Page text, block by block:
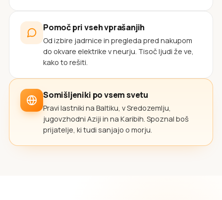
Pomoč pri vseh vprašanjih
Od izbire jadrnice in pregleda pred nakupom
do okvare elektrike v neurju. Tisoč ljudi že ve,
kako to rešiti.
Somišljeniki po vsem svetu
Pravi lastniki na Baltiku, v Sredozemlju,
jugovzhodni Aziji in na Karibih. Spoznal boš
prijatelje, ki tudi sanjajo o morju.